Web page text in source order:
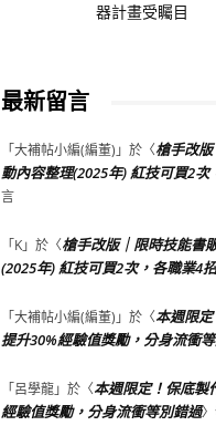
器計畫受矚目
最新留言
「大補帖小編(編董) 」於〈槍手改
動內容整理(2025年) 紅技可買2次
言
「K」於〈槍手改版｜限時技能書
(2025年) 紅技可買2次，各職業4招
「大補帖小編(編董) 」於〈本週限
提升30%經驗值獎勵，分身流衝
「呂學龍」於〈本週限定！保底製
經驗值獎勵，分身流衝等別錯過